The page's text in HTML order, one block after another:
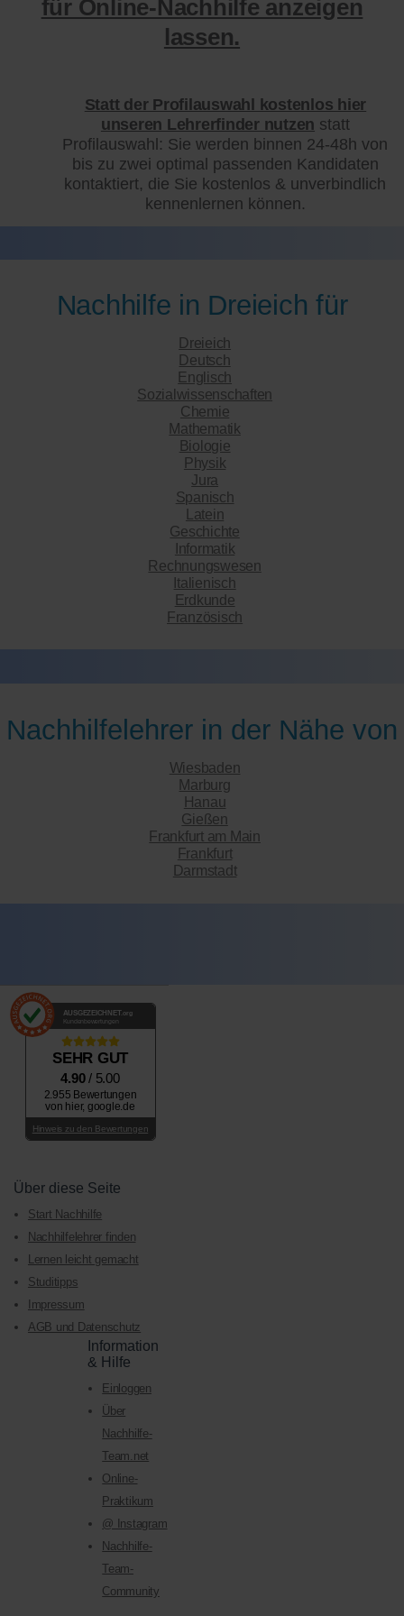
für Online-Nachhilfe anzeigen
lassen.
Statt der Profilauswahl kostenlos hier
unseren Lehrerfinder nutzen statt
Profilauswahl: Sie werden binnen 24-48h von
bis zu zwei optimal passenden Kandidaten
kontaktiert, die Sie kostenlos & unverbindlich
kennenlernen können.
Nachhilfe in Dreieich für
Dreieich
Deutsch
Englisch
Sozialwissenschaften
Chemie
Mathematik
Biologie
Physik
Jura
Spanisch
Latein
Geschichte
Informatik
Rechnungswesen
Italienisch
Erdkunde
Französisch
Nachhilfelehrer in der Nähe von
Wiesbaden
Marburg
Hanau
Gießen
Frankfurt am Main
Frankfurt
Darmstadt
AUSGEZEICHNET .org
Kundenbewertungen
SEHR GUT
4.90/ 5.00
2.955 Bewertungen
von hier, google.de
Hinweis zu den Bewertungen
Über diese Seite
Start Nachhilfe
Nachhilfelehrer finden
Lernen leicht gemacht
Studitipps
Impressum
AGB und Datenschutz
Information
& Hilfe
Einloggen
Über
Nachhilfe-
Team.net
Online-
Praktikum
@ Instagram
Nachhilfe-
Team-
Community